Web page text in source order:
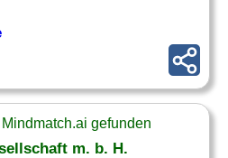
gefunden
m. b. H.